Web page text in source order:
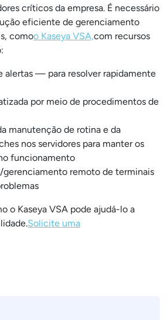
críticos da empresa. É necessário
eficiente de gerenciamento
comoo Kaseya VSA,com recursos
alertas — para resolver rapidamente
por meio de procedimentos de
manutenção de rotina e da
nos servidores para manter os
funcionamento
remoto de terminais
o Kaseya VSA pode ajudá-lo a
Solicite uma